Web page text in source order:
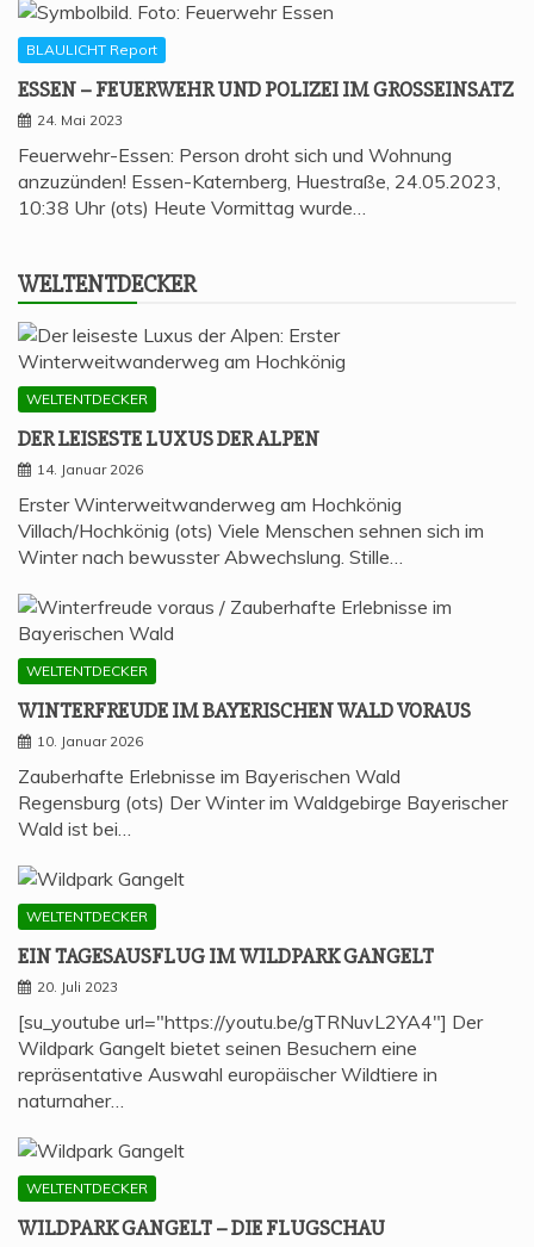
BLAULICHT Report
ESSEN – FEU­ER­WEHR UND POLI­ZEI IM GROSSEINSATZ
24. Mai 2023
Feuerwehr-Essen: Person droht sich und Wohnung
anzuzünden! Essen-Katernberg, Huestraße, 24.05.2023,
10:38 Uhr (ots) Heute Vormittag wurde…
WELT­ENT­DE­CKER
WELTENTDECKER
DER LEI­SES­TE LUXUS DER ALPEN
14. Januar 2026
Erster Winterweitwanderweg am Hochkönig
Villach/Hochkönig (ots) Viele Menschen sehnen sich im
Winter nach bewusster Abwechslung. Stille…
WELTENTDECKER
WIN­TER­FREU­DE IM BAYE­RI­SCHEN WALD VORAUS
10. Januar 2026
Zauberhafte Erlebnisse im Bayerischen Wald
Regensburg (ots) Der Winter im Waldgebirge Bayerischer
Wald ist bei…
WELTENTDECKER
EIN TAGES­AUS­FLUG IM WILD­PARK GANGELT
20. Juli 2023
[su_youtube url="https://youtu.be/gTRNuvL2YA4"] Der
Wildpark Gangelt bietet seinen Besuchern eine
repräsentative Auswahl europäischer Wildtiere in
naturnaher…
WELTENTDECKER
WILD­PARK GAN­GELT – DIE FLUGSCHAU